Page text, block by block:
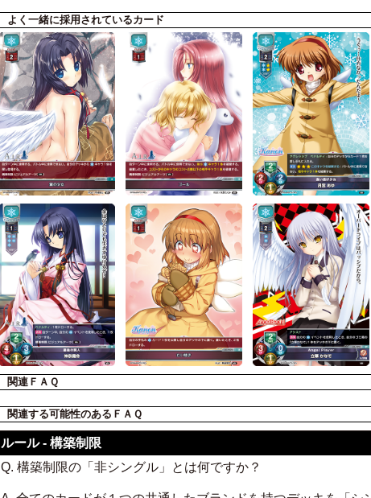
よく一緒に採用されているカード
関連ＦＡＱ
関連する可能性のあるＦＡＱ
ルール - 構築制限
Q. 構築制限の「非シングル」とは何ですか？